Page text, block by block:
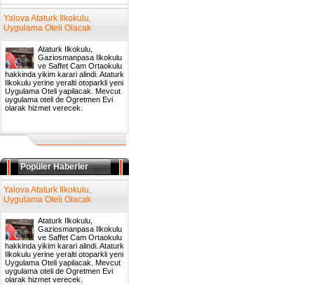
Yalova Ataturk Ilkokulu,
Uygulama Oteli Olacak
Ataturk Ilkokulu,
Gaziosmanpasa Ilkokulu
ve Saffet Cam Ortaokulu
hakkinda yikim karari alindi. Ataturk
Ilkokulu yerine yeralti otoparkli yeni
Uygulama Oteli yapilacak. Mevcut
uygulama oteli de Ogretmen Evi
olarak hizmet verecek.
Popüler Haberler
Yalova Ataturk Ilkokulu,
Uygulama Oteli Olacak
Ataturk Ilkokulu,
Gaziosmanpasa Ilkokulu
ve Saffet Cam Ortaokulu
hakkinda yikim karari alindi. Ataturk
Ilkokulu yerine yeralti otoparkli yeni
Uygulama Oteli yapilacak. Mevcut
uygulama oteli de Ogretmen Evi
olarak hizmet verecek.